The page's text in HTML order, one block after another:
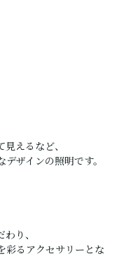
えるなど、
ザインの照明です。
り、
彩るアクセサリーとな